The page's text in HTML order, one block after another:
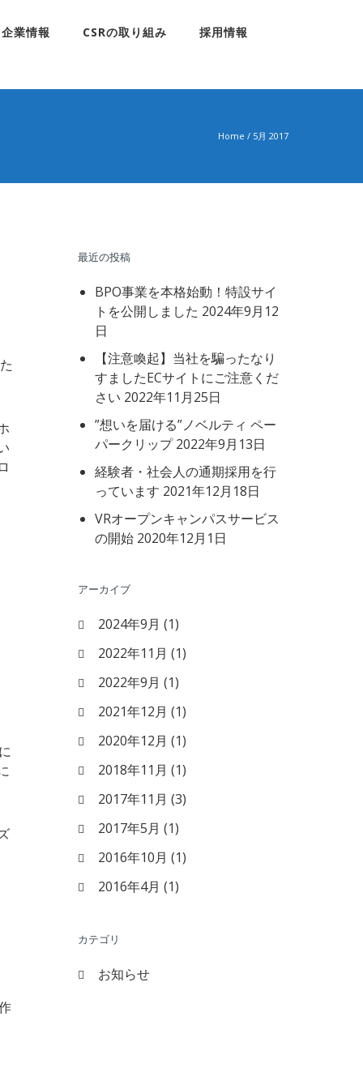
企業情報 CSRの取り組み 採用情報
Home / 5月 2017
最近の投稿
BPO事業を本格始動！特設サイ
トを公開しました 2024年9月12
日
【注意喚起】当社を騙ったなり
すましたECサイトにご注意くだ
さい 2022年11月25日
”想いを届ける”ノベルティ ペー
パークリップ 2022年9月13日
経験者・社会人の通期採用を行
っています 2021年12月18日
VRオープンキャンパスサービス
の開始 2020年12月1日
アーカイブ
2024年9月 (1)
2022年11月 (1)
2022年9月 (1)
2021年12月 (1)
2020年12月 (1)
2018年11月 (1)
2017年11月 (3)
2017年5月 (1)
2016年10月 (1)
2016年4月 (1)
カテゴリ
お知らせ